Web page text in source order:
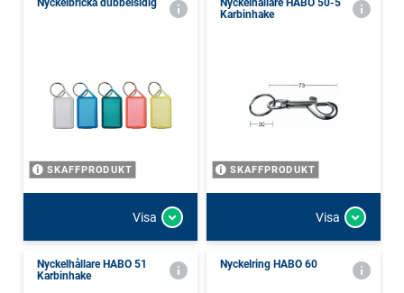
Nyckelbricka dubbelsidig
SKAFFPRODUKT
Visa
Nyckelhållare HABO 50-5
Karbinhake
SKAFFPRODUKT
Visa
Nyckelhållare HABO 51
Karbinhake
Nyckelring HABO 60